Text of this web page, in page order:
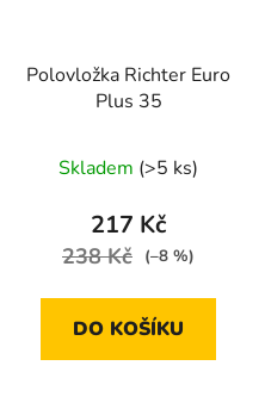
Polovložka Richter Euro
Plus 35
Skladem (>5 ks)
217 Kč
238 Kč (–8 %)
DO KOŠÍKU